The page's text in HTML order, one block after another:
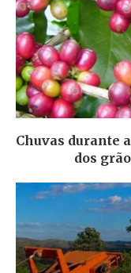
Chuvas durante
dos